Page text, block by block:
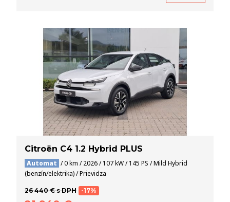
Citroën C4 1.2 Hybrid PLUS
Automat / 0 km / 2026 / 107 kW / 145 PS / Mild Hybrid
(benzín/elektrika) / Prievidza
26 440 € s DPH -17%